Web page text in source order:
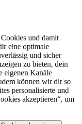
und damit
eine optimale
und sicher
zu bieten, dein
eigenen Kanäle
können wir dir so
personalisierte und
akzeptieren“, um